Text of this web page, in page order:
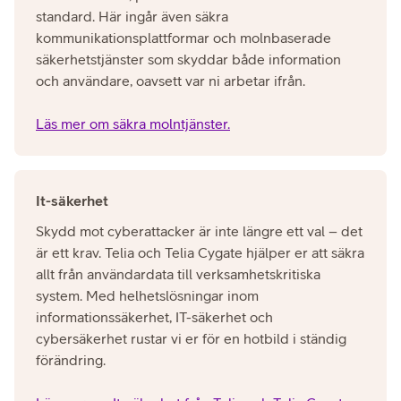
standard. Här ingår även säkra
kommunikationsplattformar och molnbaserade
säkerhetstjänster som skyddar både information
och användare, oavsett var ni arbetar ifrån.
Läs mer om säkra molntjänster.
It-säkerhet
Skydd mot cyberattacker är inte längre ett val – det
är ett krav. Telia och Telia Cygate hjälper er att säkra
allt från användardata till verksamhetskritiska
system. Med helhetslösningar inom
informationssäkerhet, IT-säkerhet och
cybersäkerhet rustar vi er för en hotbild i ständig
förändring.